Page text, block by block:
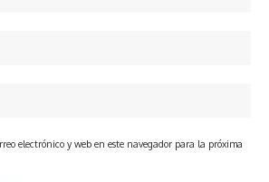
electrónico y web en este navegador para la próxima